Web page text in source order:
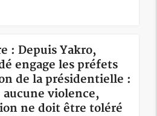
: Depuis Yakro,
engage les préfets
de la présidentielle :
violence,
ne doit être toléré